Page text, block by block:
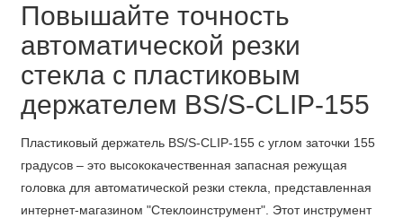
Повышайте точность
автоматической резки
стекла с пластиковым
держателем BS/S-CLIP-155
Пластиковый держатель BS/S-CLIP-155 с углом заточки 155
градусов – это высококачественная запасная режущая
головка для автоматической резки стекла, представленная
интернет-магазином "Стеклоинструмент". Этот инструмент